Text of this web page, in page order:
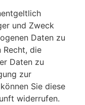
und Zweck
Daten zu
Recht, die
Daten zu
zur
Sie diese
widerrufen.